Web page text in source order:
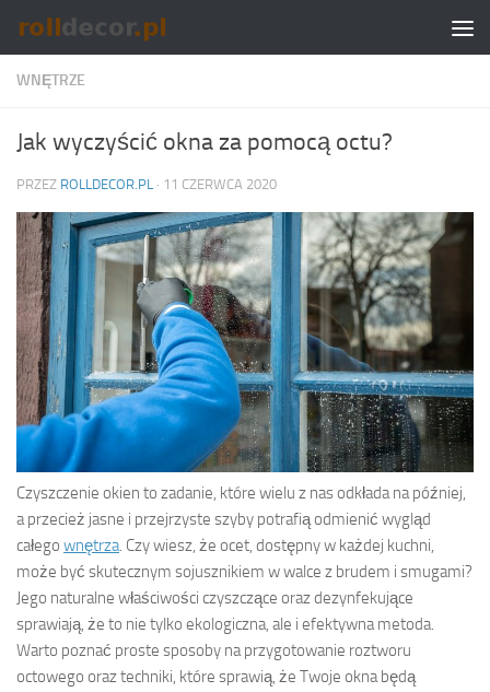
Skip to content
WNĘTRZE
Jak wyczyścić okna za pomocą octu?
PRZEZ ROLLDECOR.PL · 11 CZERWCA 2020
Czyszczenie okien to zadanie, które wielu z nas odkłada na później,
a przecież jasne i przejrzyste szyby potrafią odmienić wygląd
całego wnętrza. Czy wiesz, że ocet, dostępny w każdej kuchni,
może być skutecznym sojusznikiem w walce z brudem i smugami?
Jego naturalne właściwości czyszczące oraz dezynfekujące
sprawiają, że to nie tylko ekologiczna, ale i efektywna metoda.
Warto poznać proste sposoby na przygotowanie roztworu
octowego oraz techniki, które sprawią, że Twoje okna będą